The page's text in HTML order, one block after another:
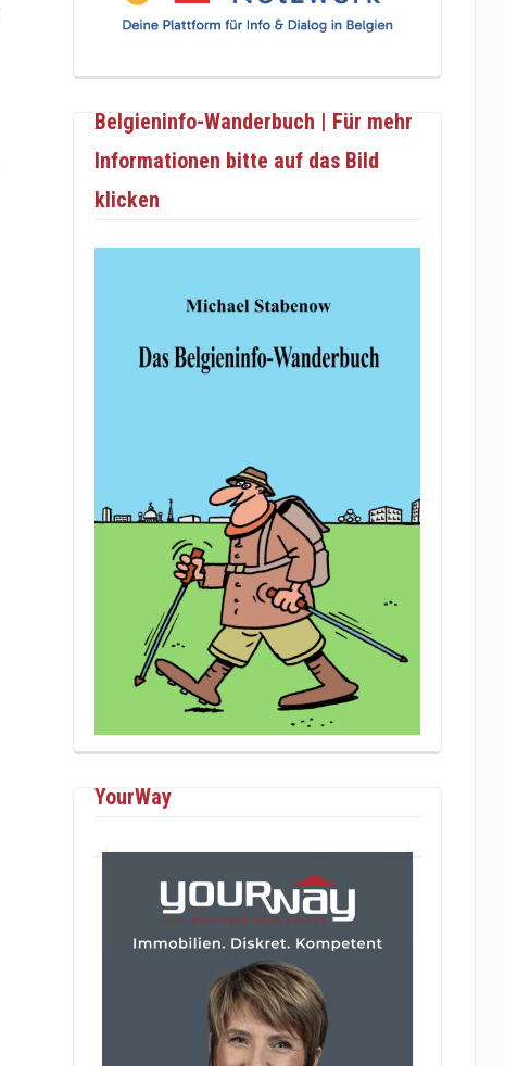
Belgieninfo-Wanderbuch | Für mehr
Informationen bitte auf das Bild
klicken
YourWay